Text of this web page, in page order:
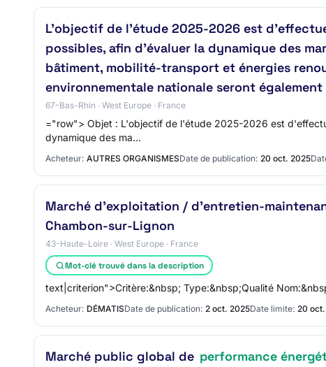
L'objectif de l'étude 2025-2026 est
possibles, afin d'évaluer la dynamique des
bâtiment, mobilité-transport et énergies
environnementale nationale seront
67-Bas-Rhin · West Europe · France
="row"> Objet : L'objectif de l'étude 2025-2026 est
dynamique des ma…
Acheteur: AUTRES ORGANISMESDate de publication: 20 oct. 2025
Marché d'exploitation / d'entretien-
Chambon-sur-Lignon
43-Haute-Loire · West Europe · France
Mot-clé trouvé dans la description
text|criterion">Critère:&nbsp; Type:&nbsp;Qualité
Acheteur: DÉMATISDate de publication: 2 oct. 2025Date limite: 20
Marché public global de performance